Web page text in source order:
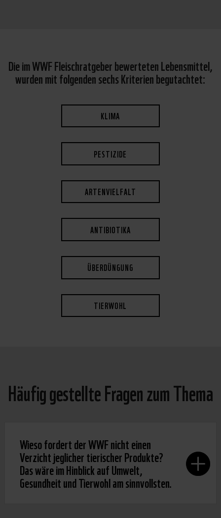
Die im WWF Fleischratgeber bewerteten Lebensmittel,
wurden mit folgenden sechs Kriterien begutachtet:
KLIMA
PESTIZIDE
ARTENVIELFALT
ANTIBIOTIKA
ÜBERDÜNGUNG
TIERWOHL
Häufig gestellte Fragen zum Thema
Wieso fordert der WWF nicht einen
Verzicht jeglicher tierischer Produkte?
Das wäre im Hinblick auf Umwelt,
Gesundheit und Tierwohl am sinnvollsten.